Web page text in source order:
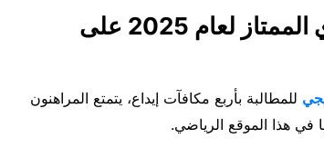
راهن على بطولة الدوري الهندي الممتاز لعام 2025 على
للمطالبة بأربع مكافآت إيداع، يتمتع المراهنون
في هذا الموقع الرياضي.